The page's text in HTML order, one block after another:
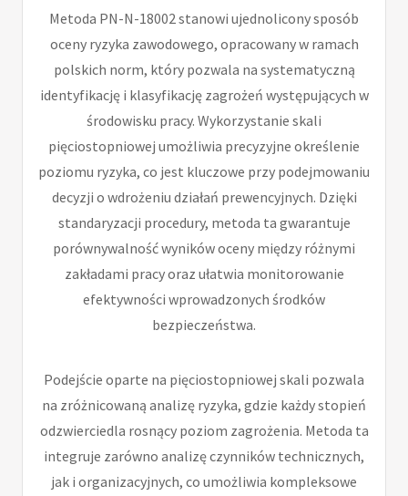
Metoda PN-N-18002 stanowi ujednolicony sposób
oceny ryzyka zawodowego, opracowany w ramach
polskich norm, który pozwala na systematyczną
identyfikację i klasyfikację zagrożeń występujących w
środowisku pracy. Wykorzystanie skali
pięciostopniowej umożliwia precyzyjne określenie
poziomu ryzyka, co jest kluczowe przy podejmowaniu
decyzji o wdrożeniu działań prewencyjnych. Dzięki
standaryzacji procedury, metoda ta gwarantuje
porównywalność wyników oceny między różnymi
zakładami pracy oraz ułatwia monitorowanie
efektywności wprowadzonych środków
bezpieczeństwa.
Podejście oparte na pięciostopniowej skali pozwala
na zróżnicowaną analizę ryzyka, gdzie każdy stopień
odzwierciedla rosnący poziom zagrożenia. Metoda ta
integruje zarówno analizę czynników technicznych,
jak i organizacyjnych, co umożliwia kompleksowe